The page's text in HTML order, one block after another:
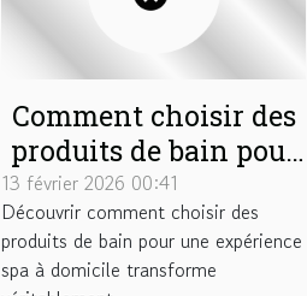
Comment choisir des
produits de bain pour
une expérience spa à
domicile ?
13 février 2026 00:41
Découvrir comment choisir des
produits de bain pour une expérience
spa à domicile transforme